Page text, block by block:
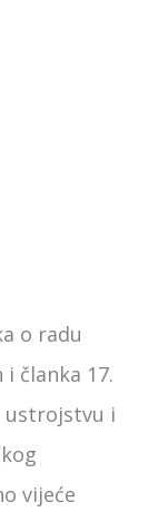
o radu
članka 17.
ustrojstvu i
vijeće